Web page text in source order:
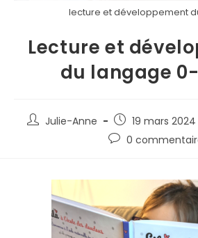
lecture et développement
Lecture et
du langage
Julie-Anne 19 mars 2024
0